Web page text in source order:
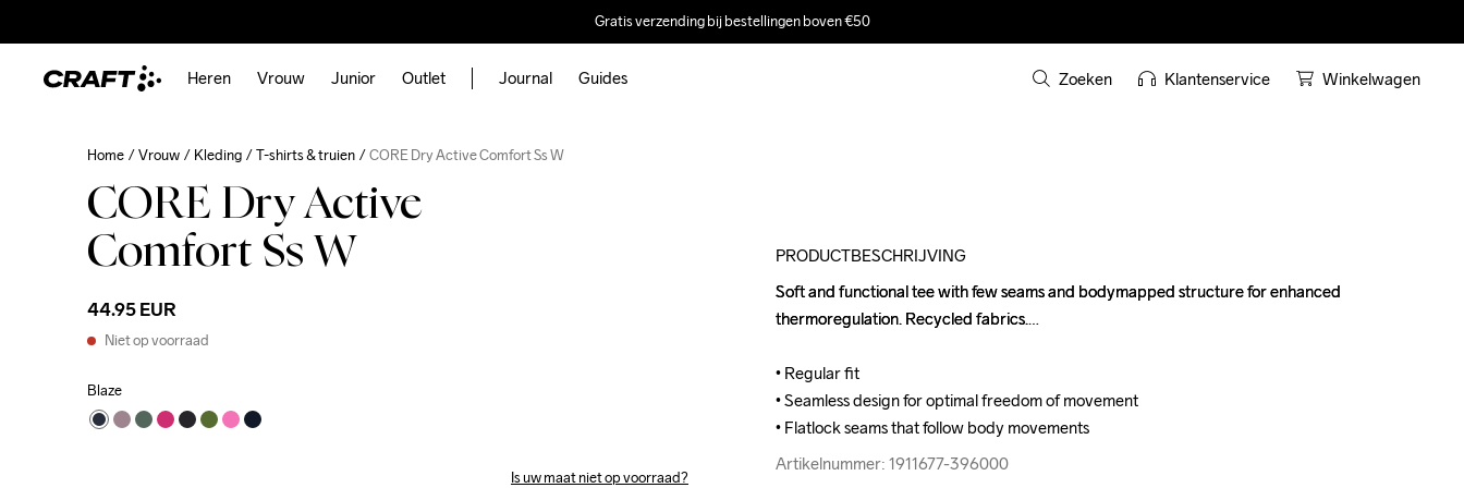
Gratis verzending bij bestellingen boven €50
Heren Vrouw Junior Outlet Journal Guides Zoeken Klantenservice Winkelwagen
Home Vrouw Kleding T-shirts & truien CORE Dry Active Comfort Ss W
CORE Dry Active
Comfort Ss W
44.95 EUR
Niet op voorraad
Blaze
Is uw maat niet op voorraad?
PRODUCTBESCHRIJVING
Soft and functional tee with few seams and bodymapped structure for enhanced
thermoregulation. Recycled fabrics.
• Regular fit
• Seamless design for optimal freedom of movement
• Flatlock seams that follow body movements
Artikelnummer: 1911677-396000
Soft and functional tee with few seams and bodymapped structure for enhanced
thermoregulation. Recycled fabrics.
• Regular fit
• Seamless design for optimal freedom of movement
• Flatlock seams that follow body movements
Artikelnummer: 1911677-396000